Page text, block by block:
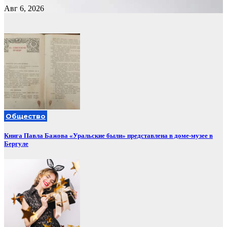
Авг 6, 2026
Общество
Книга Павла Бажова «Уральские были» представлена в доме-музее в
Бергуле